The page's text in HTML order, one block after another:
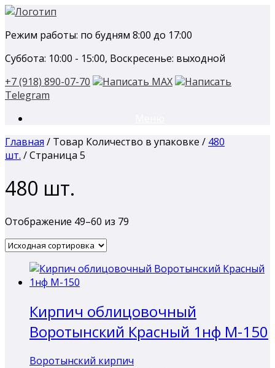
Перейти
содержанию
Режим работы: по будням 8:00 до 17:00
Суббота: 10:00 - 15:00, Воскресенье: выходной
+7 (918) 890-07-70
Написать MAX
Написать
Telegram
Главная / Товар Количество в упаковке / 480
шт. / Страница 5
480 шт.
Отображение 49–60 из 79
Кирпич облицовочный
Воротынский Красный 1нф М-150
Воротынский кирпич